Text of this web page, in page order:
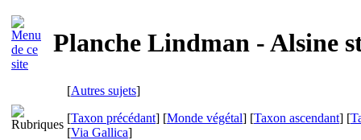
Planche Lindman - Alsine
[Autres sujets]
[Taxon précédant] [Monde végétal] [Taxon ascendant] [
[Via Gallica]